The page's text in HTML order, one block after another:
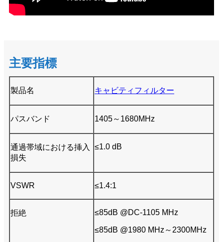
主要指標
製品名 キャビティフィルター
パスバンド 1405～1680MHz
通過帯域における挿入
損失
≤1.0 dB
VSWR ≤1.4:1
拒絶 ≤85dB @DC-1105 MHz
≤85dB @1980 MHz～2300MHz